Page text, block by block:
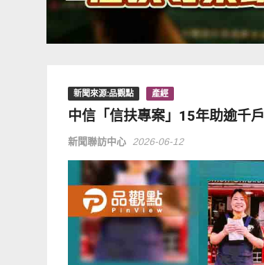
新聞來源:品觀點 產經
中信「信扶專案」15年助逾千
新聞聯訪中心 2026-06-12